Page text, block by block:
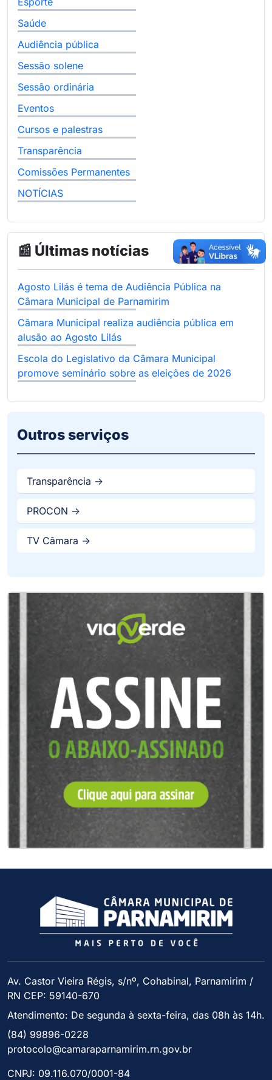
Saúde
Audiência pública
Sessão solene
Sessão ordinária
Eventos
Cursos e palestras
Transparência
Comissões Permanentes
NOTÍCIAS
📰 Últimas notícias
Agosto Lilás é tema de Audiência Pública na
Câmara Municipal de Parnamirim
Câmara Municipal realiza audiência pública em
alusão ao Agosto Lilás
Escola do Legislativo da Câmara Municipal
promove seminário sobre as eleições de 2026
Outros serviços
Transparência ->
PROCON ->
TV Câmara ->
Av. Castor Vieira Régis, s/nº, Cohabinal, Parnamirim /
RN CEP: 59140-670
Atendimento: De segunda à sexta-feira, das 08h às 14h.
(84) 99896-0228
protocolo@camaraparnamirim.rn.gov.br
CNPJ: 09.116.070/0001-84